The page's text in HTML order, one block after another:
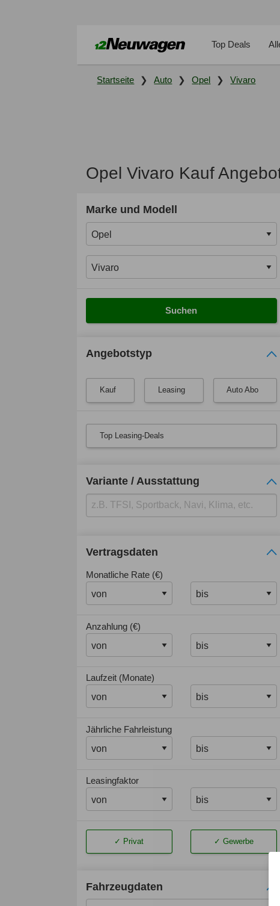
Top Deals
Startseite Auto Opel Vivaro
Opel Vivaro Kauf
Marke und Modell
Suchen
Angebotstyp
Kauf Leasing Auto Abo
Top Leasing-Deals
Variante / Ausstattung
Vertragsdaten
Monatliche Rate (€)
Anzahlung (€)
Laufzeit (Monate)
Jährliche Fahrleistung
Leasingfaktor
Privat Gewerbe
Fahrzeugdaten